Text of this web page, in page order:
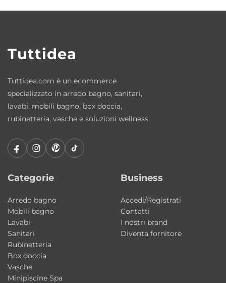
La ceramica AXA garantisce superfici
valorizzano il lavabo con uno stile
Caratteristiche principali
Tipologia: lavabo monovasca
Collezione: Square
Installazione: da appoggio o sospeso
Dimensioni: 101×46×h15 cm
Perché scegliere il lavabo Square AXA
Ceramica
Una soluzione moderna e raffinata che
combina design geometrico, praticità
quotidiana e qualità della ceramica AXA.
Tuttidea
Tuttidea.com è un ecommerce
specializzato in arredo bagno, sanitari,
lavabi, mobili bagno, box doccia,
rubinetteria, vasche e soluzioni wellness.
Categorie
Arredo bagno
Mobili bagno
Lavabi
Sanitari
Rubinetteria
Box doccia
Vasche
Minipiscine Spa
Business
Accedi/Registrati
Contatti
I nostri brand
Diventa fornitore